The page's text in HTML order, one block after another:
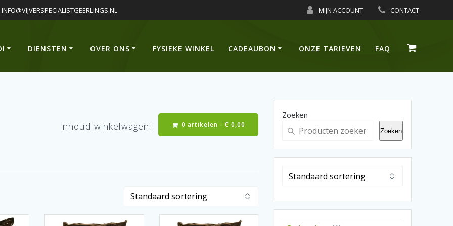
INFO@VIJVERSPECIALISTGEERLINGS.NL MIJN ACCOUNT CONTACT
DIENSTEN OVER ONS FYSIEKE WINKEL CADEAUBON ONZE TARIEVEN FAQ
Inhoud winkelwagen: 0 artikelen -€ 0,00
Zoeken
Zoeken